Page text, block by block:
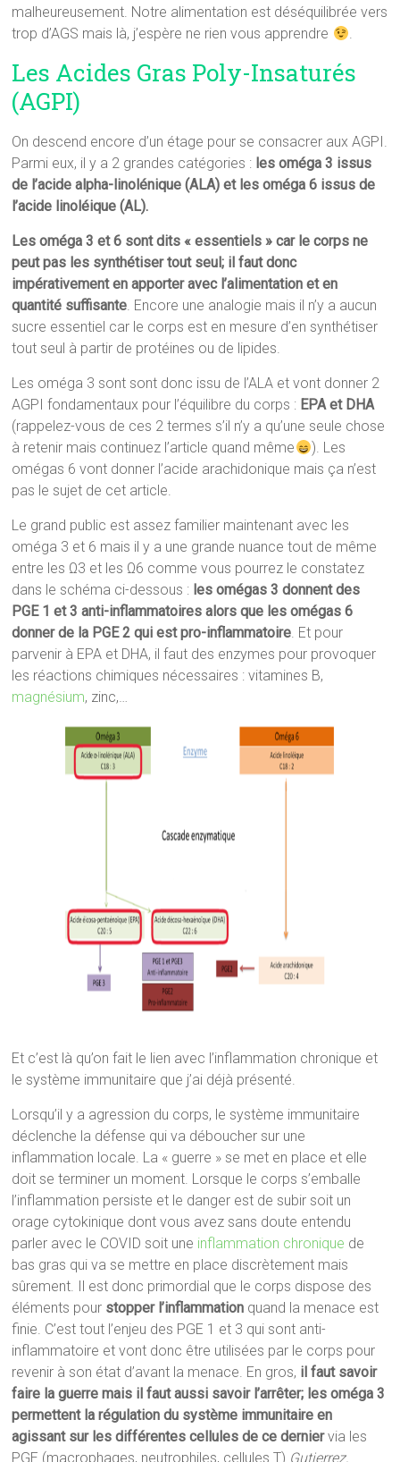
malheureusement. Notre alimentation est déséquilibrée vers
trop d’AGS mais là, j’espère ne rien vous apprendre
.
Les Acides Gras Poly-Insaturés
(AGPI)
On descend encore d’un étage pour se consacrer aux AGPI.
Parmi eux, il y a 2 grandes catégories : les oméga 3 issus
de l’acide alpha-linolénique (ALA) et les oméga 6 issus de
l’acide linoléique (AL).
Les oméga 3 et 6 sont dits « essentiels » car le corps ne
peut pas les synthétiser tout seul; il faut donc
impérativement en apporter avec l’alimentation et en
quantité suffisante. Encore une analogie mais il n’y a aucun
sucre essentiel car le corps est en mesure d’en synthétiser
tout seul à partir de protéines ou de lipides.
Les oméga 3 sont sont donc issu de l’ALA et vont donner 2
AGPI fondamentaux pour l’équilibre du corps : EPA et DHA
(rappelez-vous de ces 2 termes s’il n’y a qu’une seule chose
à retenir mais continuez l’article quand même
). Les
omégas 6 vont donner l’acide arachidonique mais ça n’est
pas le sujet de cet article.
Le grand public est assez familier maintenant avec les
oméga 3 et 6 mais il y a une grande nuance tout de même
entre les Ω3 et les Ω6 comme vous pourrez le constatez
dans le schéma ci-dessous : les omégas 3 donnent des
PGE 1 et 3 anti-inflammatoires alors que les omégas 6
donner de la PGE 2 qui est pro-inflammatoire. Et pour
parvenir à EPA et DHA, il faut des enzymes pour provoquer
les réactions chimiques nécessaires : vitamines B,
magnésium, zinc,…
Et c’est là qu’on fait le lien avec l’inflammation chronique et
le système immunitaire que j’ai déjà présenté.
Lorsqu’il y a agression du corps, le système immunitaire
déclenche la défense qui va déboucher sur une
inflammation locale. La « guerre » se met en place et elle
doit se terminer un moment. Lorsque le corps s’emballe
l’inflammation persiste et le danger est de subir soit un
orage cytokinique dont vous avez sans doute entendu
parler avec le COVID soit une inflammation chronique de
bas gras qui va se mettre en place discrètement mais
sûrement. Il est donc primordial que le corps dispose des
éléments pour stopper l’inflammation quand la menace est
finie. C’est tout l’enjeu des PGE 1 et 3 qui sont anti-
inflammatoire et vont donc être utilisées par le corps pour
revenir à son état d’avant la menace. En gros, il faut savoir
faire la guerre mais il faut aussi savoir l’arrêter; les oméga 3
permettent la régulation du système immunitaire en
agissant sur les différentes cellules de ce derniervia les
PGE (macrophages, neutrophiles, cellules T) Gutierrez,